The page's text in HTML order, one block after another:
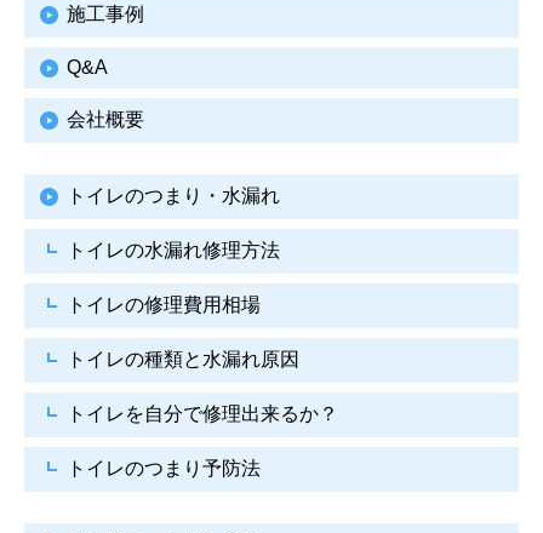
施工事例
Q&A
会社概要
トイレのつまり・水漏れ
トイレの水漏れ修理方法
トイレの修理費用相場
トイレの種類と水漏れ原因
トイレを自分で修理出来るか？
トイレのつまり予防法